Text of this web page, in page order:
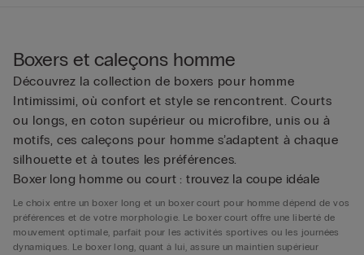
Boxers et caleçons homme
Découvrez la collection de boxers pour homme
Intimissimi, où confort et style se rencontrent. Courts
ou longs, en coton supérieur ou microfibre, unis ou à
motifs, ces caleçons pour homme s’adaptent à chaque
silhouette et à toutes les préférences.
Boxer long homme ou court : trouvez la coupe idéale
Le choix entre un boxer long et un boxer court pour homme dépend de vos
préférences et de votre morphologie. Le boxer court offre une liberté de
mouvement optimale, parfait pour les activités sportives ou les journées
dynamiques. Le boxer long, quant à lui, assure un maintien supérieur